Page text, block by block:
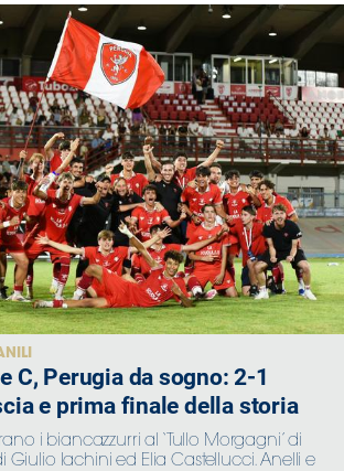
C, Perugia da sogno: 2-1
e prima finale della storia
i biancazzurri al ‘Tullo Morgagni’ di
Giulio Iachini ed Elia Castellucci. Anelli e